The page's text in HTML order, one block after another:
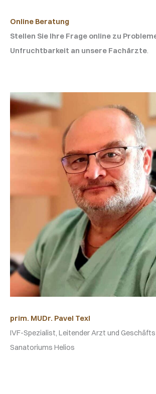
Online Beratung
Stellen Sie Ihre Frage online zu
Unfruchtbarkeit an unsere Fachärzte.
prim. MUDr. Pavel Texl
IVF-Spezialist, Leitender Arzt und
Sanatoriums Helios